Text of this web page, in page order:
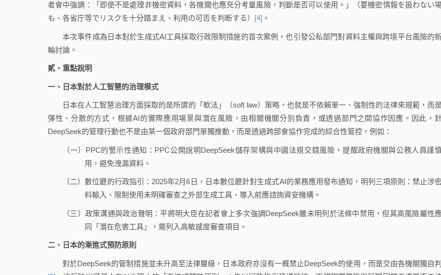
者會中強調：「即使不是處理非機密資料，各機關也應充分考量風險，判斷是否可以使用。」（要機密情報を扱わない
も、各省庁等でリスクを十分踏まえ、利用の可否を判断する） [4] 。
本次事件成為日本對於生成式AI工具採取行政限制措施的首次案例，也引發公私部門對資料主權與跨境平台風險的
輪討論。
貳、重點說明
一、日本對於人工智慧的治理模式
日本在人工智慧治理方面採取的是所謂的「軟法」（soft law）策略，也就是不依賴單一、強制性的法律來規範，而
彈性、分散的方式，根據AI的實際應用場景與潛在風險，由相關機關分別負責，或透過部門之間協作因應。因此，
DeepSeek的管理行動也不是由某一個政府部門單獨推動，而是透過跨部會協作完成的綜合性管控，例如：
（一）PPC的警示性通知：PPC公開說明DeepSeek儲存架構與中國法規交錯風險，提醒政府機關與公務人員謹
用，避免洩漏資料。
（二）數位廳的行政指引：2025年2月6日，日本數位廳針對生成式AI的業務應用發布通知，明列三項原則：禁止涉
料輸入、限制使用未明確審查之外部生成工具、導入前應諮詢資安機構。
（三）政策溝通與政治聲明：平將明大臣在記者會上多次強調DeepSeek雖未明列於法條中禁用，但其高風險屬性
同「潛在危害工具」，需列入高敏感度審查項目。
二、日本的漸進式預防原則
對於DeepSeek的管制措施並未升高至法律層級，日本政府亦沒有一概禁止DeepSeek的使用，而是交由各機關獨自